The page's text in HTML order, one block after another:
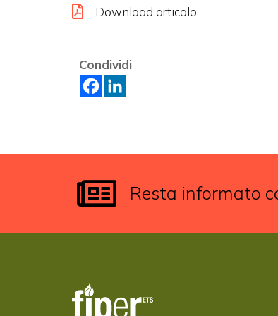
Download articolo
Condividi
Resta informato